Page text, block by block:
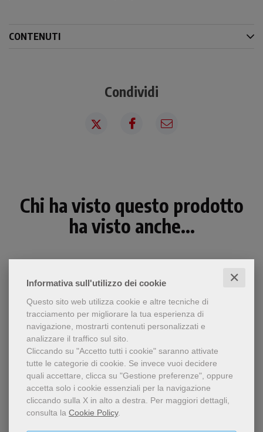
Informativa sull'utilizzo dei cookie ✕
Questo sito web utilizza cookie e altre tecniche di
tracciamento per migliorare la tua esperienza di
navigazione, mostrarti contenuti personalizzati e
analizzare il traffico sul sito.
Cliccando su "Accetto tutti i cookie" saranno attivate
tutte le categorie di cookie. Se invece vuoi decidere
quali accettare, clicca su "Gestione preferenze", oppure
accetta solo i cookie essenziali per la navigazione
cliccando sulla X in alto a destra. Per maggiori dettagli,
consulta la Cookie Policy.
CONTENUTI
Condividi
Chi ha visto questo prodotto
ha visto anche...
epub
La giovane Facoltà
teologica del Triveneto
(Padova) riscopre la propria
Salvezza cristiana e storia degli uomini.